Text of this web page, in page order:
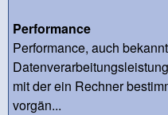
Performance
Performance, auch
mit der ein Rechner
vorgän...